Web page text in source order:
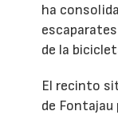
ha
de la
El recinto
de